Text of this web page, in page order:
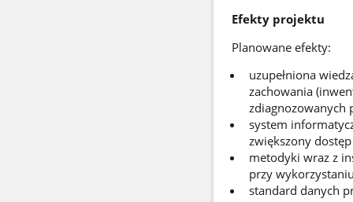
Efekty projektu
Planowane efekty:
uzupełniona
zachowania
zdiagnozowanych
system
zwiększony
metodyki wraz z
przy
standard danych